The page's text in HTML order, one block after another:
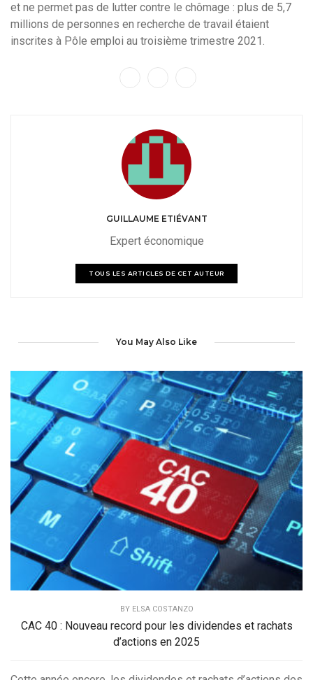
et ne permet pas de lutter contre le chômage : plus de 5,7
millions de personnes en recherche de travail étaient
inscrites à Pôle emploi au troisième trimestre 2021.
GUILLAUME ETIÉVANT
Expert économique
TOUS LES ARTICLES DE CET AUTEUR
You May Also Like
BY ELSA COSTANZO
CAC 40 : Nouveau record pour les dividendes et rachats
d’actions en 2025